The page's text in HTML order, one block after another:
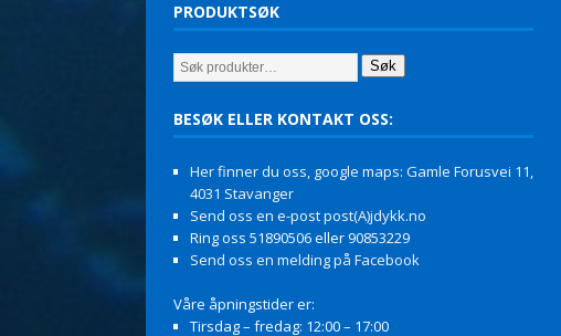
PRODUKTSØK
Søk
BESØK ELLER KONTAKT OSS:
Her finner du oss, google maps: Gamle Forusvei 11,
4031 Stavanger
Send oss en e-post post(A)jdykk.no
Ring oss 51890506 eller 90853229
Send oss en melding på Facebook
Våre åpningstider er:
Tirsdag – fredag: 12:00 – 17:00